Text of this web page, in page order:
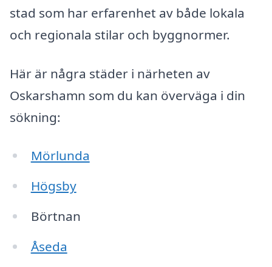
stad som har erfarenhet av både lokala
och regionala stilar och byggnormer.
Här är några städer i närheten av
Oskarshamn som du kan överväga i din
sökning:
Mörlunda
Högsby
Börtnan
Åseda